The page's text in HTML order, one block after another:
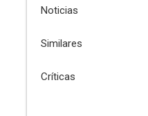
Noticias
Similares
Críticas